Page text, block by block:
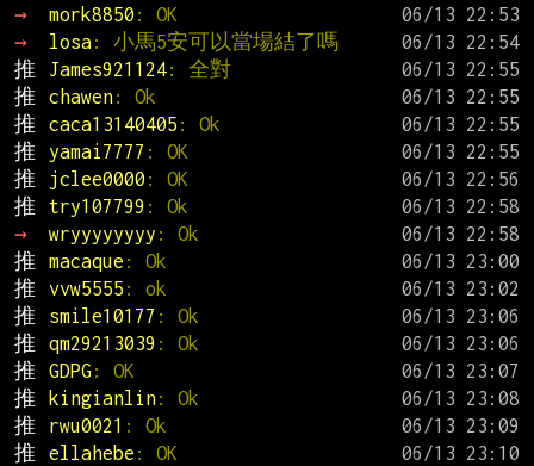
→
mork8850 : OK
→
losa: 小馬5安可以當場結了嗎
推
James921124: 全對
推
chawen: Ok
推
caca13140405 : Ok
推
yamai7777 : OK
推
jclee0000 : OK
推
try107799 : Ok
→
wryyyyyyyy : Ok
推
macaque : Ok
推
vvw5555 : ok
推
smile10177 : Ok
推
qm29213039 : Ok
推
GDPG: OK
推
kingianlin: Ok
推
rwu0021 : Ok
推
ellahebe : OK